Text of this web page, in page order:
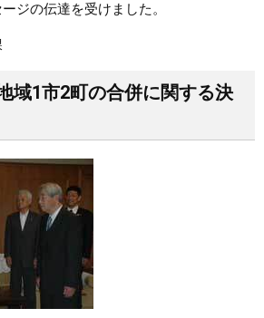
ジの伝達を受けました。
域1市2町の合併に関する決